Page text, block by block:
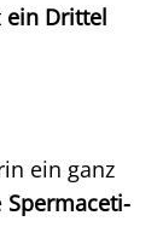
ein Drittel
ein ganz
Spermaceti-